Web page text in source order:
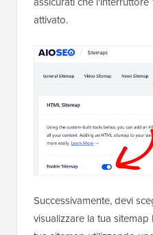
attivato.
Successivamente, devi
visualizzare la tua